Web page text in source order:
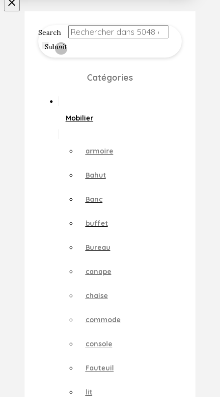
Search
Submit
Clear
Catégories
Mobilier
armoire
Bahut
Banc
buffet
Bureau
canape
chaise
commode
console
Fauteuil
lit